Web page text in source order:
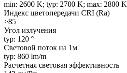
min: 2600 K; typ: 2700 K; max: 2800 K
Индекс цветопередачи CRI (Ra)
>85
Угол излучения
typ: 120 °
Световой поток на 1м
typ: 860 lm/m
Расчетная световая эффективность